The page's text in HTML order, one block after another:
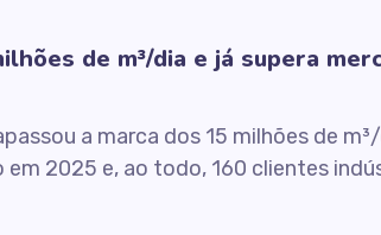
de m³/dia e já supera
a marca dos 15 milhões de
2025 e, ao todo, 160 clientes